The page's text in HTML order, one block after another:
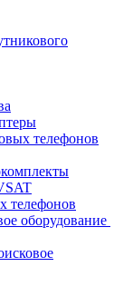
телефонов
телефонов
оборудование